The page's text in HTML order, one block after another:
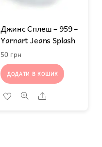
Джинс Сплеш – 959 –
Yarnart Jeans Splash
50 грн
ДОДАТИ В КОШИК
Share